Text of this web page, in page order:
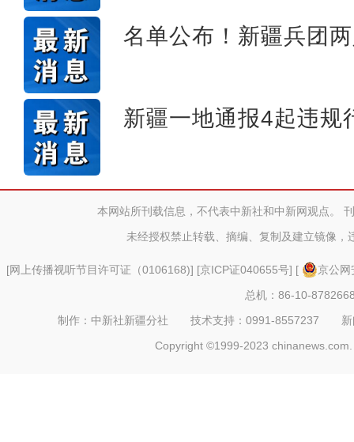
名单公布！新疆兵团
新疆一地通报4起违规
本网站所刊载信息，不代表中新社和中新网观点。
未经授权禁止转载、摘编、复制及建立镜像，
[网上传播视听节目许可证（0106168)] [京ICP证040655号] [
京公
总机：86-10-
制作：中新社新疆分社 技术支持：0991-8557237
Copyright ©1999-2023